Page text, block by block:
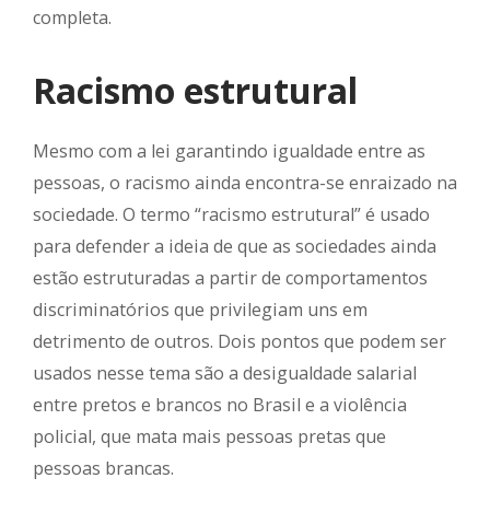
completa.
Racismo estrutural
Mesmo com a lei garantindo igualdade entre as
pessoas, o racismo ainda encontra-se enraizado na
sociedade. O termo “racismo estrutural” é usado
para defender a ideia de que as sociedades ainda
estão estruturadas a partir de comportamentos
discriminatórios que privilegiam uns em
detrimento de outros. Dois pontos que podem ser
usados nesse tema são a desigualdade salarial
entre pretos e brancos no Brasil e a violência
policial, que mata mais pessoas pretas que
pessoas brancas.